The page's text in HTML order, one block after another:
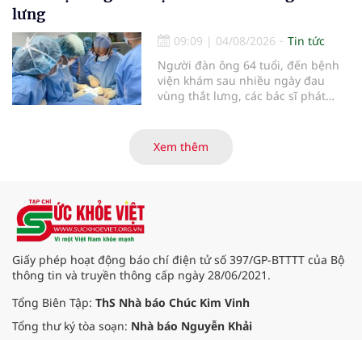
báo cáo tại Hội thảo khoa học cập
tiêu hóa - gan mật vừa diễn ra
ngày 1/8 tại Bệnh viện Đại học
quốc tế Hồng Bàng.
lưng
09:09 | 04/08/2026
Tin tức
Người đàn ông 64 tuổi, đến bệnh
viện khám sau nhiều ngày đau
vùng thắt lưng, các bác sĩ phát
biểu mô tế bào thận. Với khối u còn
ở giai đoạn sớm, người bệnh được
Xem thêm
Giấy phép hoạt động báo chí điện tử số 397/GP-BTTTT của Bộ
thông tin và truyền thông cấp ngày 28/06/2021.
Tổng Biên Tập: ThS Nhà báo Chúc Kim Vinh
Tổng thư ký tòa soạn: Nhà báo Nguyễn Khải